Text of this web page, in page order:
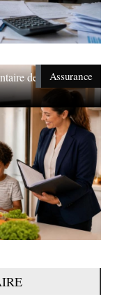
Assurance
de révélés